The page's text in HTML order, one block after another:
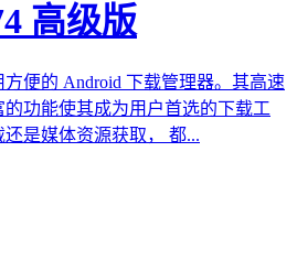
高级版
便的 Android 下载管理器。其高速
功能使其成为用户首选的下载工
是媒体资源获取， 都...